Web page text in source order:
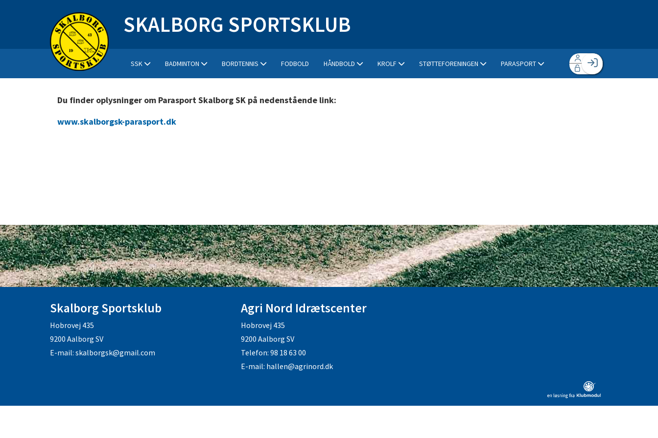
SKALBORG SPORTSKLUB
SSK BADMINTON BORDTENNIS FODBOLD HÅNDBOLD KROLF STØTTEFORENINGEN PARASPORT
Facebook login
Du finder oplysninger om Parasport Skalborg SK på nedenstående link:
www.skalborgsk-parasport.dk
Skalborg Sportsklub
Hobrovej 435
9200 Aalborg SV
E-mail: skalborgsk@gmail.com
Agri Nord Idrætscenter
Hobrovej 435
9200 Aalborg SV
Telefon: 98 18 63 00
E-mail: hallen@agrinord.dk